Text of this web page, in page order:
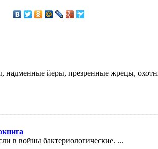
йеры, презренные жрецы,
в войны бактериологические. ...